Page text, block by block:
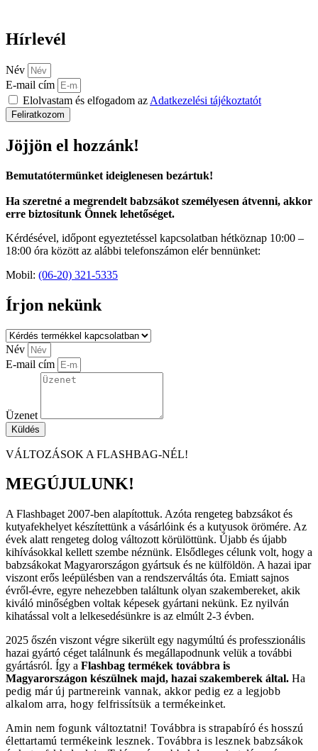
Hírlevél
Név
E-mail cím
Elolvastam és elfogadom az Adatkezelési tájékoztatót
Feliratkozom
Jöjjön el hozzánk!
Bemutatótermünket ideiglenesen bezártuk!
Ha szeretné a megrendelt babzsákot személyesen átvenni, akkor
erre biztosítunk Önnek lehetőséget.
Kérdésével, időpont egyeztetéssel kapcsolatban hétköznap 10:00 –
18:00 óra között az alábbi telefonszámon elér bennünket:
Mobil: (06-20) 321-5335
Írjon nekünk
Név
E-mail cím
Üzenet
Küldés
VÁLTOZÁSOK A FLASHBAG-NÉL!
MEGÚJULUNK!
A Flashbaget 2007-ben alapítottuk. Azóta rengeteg babzsákot és
kutyafekhelyet készítettünk a vásárlóink és a kutyusok örömére. Az
évek alatt rengeteg dolog változott körülöttünk. Újabb és újabb
kihívásokkal kellett szembe néznünk. Elsődleges célunk volt, hogy a
babzsákokat Magyarországon gyártsuk és ne külföldön. A hazai ipar
viszont erős leépülésben van a rendszerváltás óta. Emiatt sajnos
évről-évre, egyre nehezebben találtunk olyan szakembereket, akik
kiváló minőségben voltak képesek gyártani nekünk. Ez nyilván
kihatással volt a lelkesedésünkre is az elmúlt 2-3 évben.
2025 őszén viszont végre sikerült egy nagymúltú és professzionális
hazai gyártó céget találnunk és megállapodnunk velük a további
gyártásról. Így a Flashbag termékek továbbra is
Magyarországon készülnek majd, hazai szakemberek által. Ha
pedig már új partnereink vannak, akkor pedig ez a legjobb
alkalom arra, hogy felfrissítsük a termékeinket.
Amin nem fogunk változtatni! Továbbra is strapabíró és hosszú
élettartamú termékeink lesznek. Továbbra is lesznek babzsákok